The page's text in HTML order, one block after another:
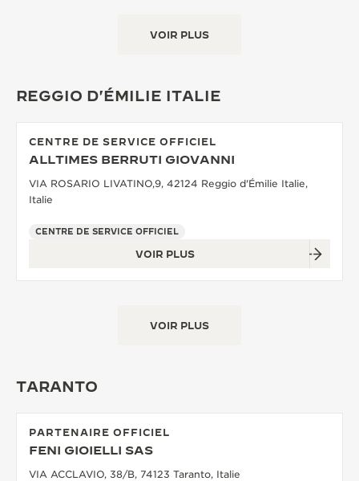
VOIR PLUS
REGGIO D'ÉMILIE ITALIE
CENTRE DE SERVICE OFFICIEL
ALLTIMES BERRUTI GIOVANNI
VIA ROSARIO LIVATINO,9, 42124 Reggio d'Émilie Italie,
Italie
CENTRE DE SERVICE OFFICIEL
VOIR PLUS
VOIR PLUS
TARANTO
PARTENAIRE OFFICIEL
FENI GIOIELLI SAS
VIA ACCLAVIO, 38/B, 74123 Taranto, Italie